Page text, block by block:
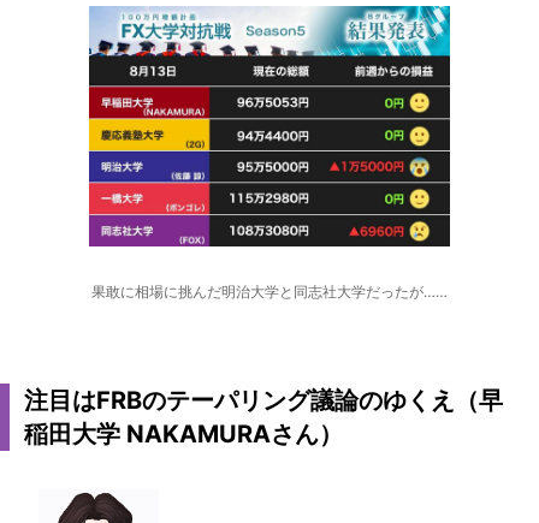
果敢に相場に挑んだ明治大学と同志社大学だったが……
注目はFRBのテーパリング議論のゆくえ（早
稲田大学 NAKAMURAさん）